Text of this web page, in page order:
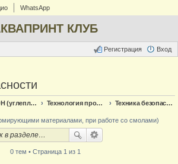
WhatsApp
КЛУБ
Вход
Регистрация
КАРБОН (углепластик) Технология производства Техника безопасности
материалами, при работе со смолами)
0 тем • Страница 1 из 1